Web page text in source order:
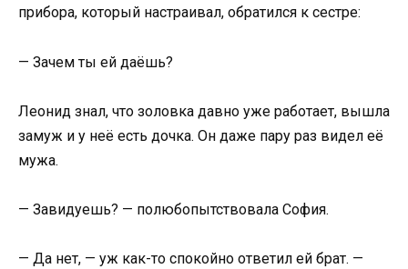
прибора, который настраивал, обратился к сестре:
— Зачем ты ей даёшь?
Леонид знал, что золовка давно уже работает, вышла
замуж и у неё есть дочка. Он даже пару раз видел её
мужа.
— Завидуешь? — полюбопытствовала София.
— Да нет, — уж как-то спокойно ответил ей брат. —